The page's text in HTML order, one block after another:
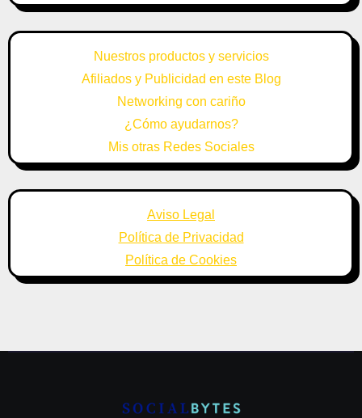
Nuestros productos y servicios
Afiliados y Publicidad en este Blog
Networking con cariño
¿Cómo ayudarnos?
Mis otras Redes Sociales
Aviso Legal
Política de Privacidad
Política de Cookies